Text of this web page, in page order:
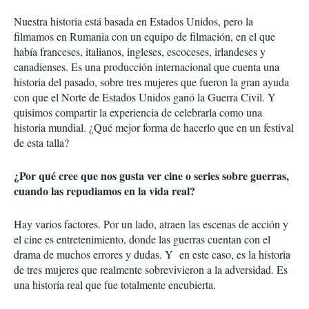
Nuestra historia está basada en Estados Unidos, pero la
filmamos en Rumania con un equipo de filmación, en el que
había franceses, italianos, ingleses, escoceses, irlandeses y
canadienses. Es una producción internacional que cuenta una
historia del pasado, sobre tres mujeres que fueron la gran ayuda
con que el Norte de Estados Unidos ganó la Guerra Civil. Y
quisimos compartir la experiencia de celebrarla como una
historia mundial. ¿Qué mejor forma de hacerlo que en un festival
de esta talla?
¿Por qué cree que nos gusta ver cine o series sobre guerras,
cuando las repudiamos en la vida real?
Hay varios factores. Por un lado, atraen las escenas de acción y
el cine es entretenimiento, donde las guerras cuentan con el
drama de muchos errores y dudas. Y en este caso, es la historia
de tres mujeres que realmente sobrevivieron a la adversidad. Es
una historia real que fue totalmente encubierta.